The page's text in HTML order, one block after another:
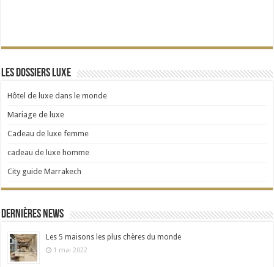
Les dossiers Luxe
Hôtel de luxe dans le monde
Mariage de luxe
Cadeau de luxe femme
cadeau de luxe homme
City guide Marrakech
Dernières news
Les 5 maisons les plus chères du monde
1 mai 2022